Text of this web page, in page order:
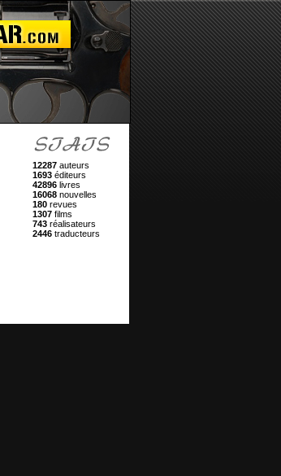
12287 auteurs
1693 éditeurs
42896 livres
16068 nouvelles
180 revues
1307 films
743 réalisateurs
2446 traducteurs